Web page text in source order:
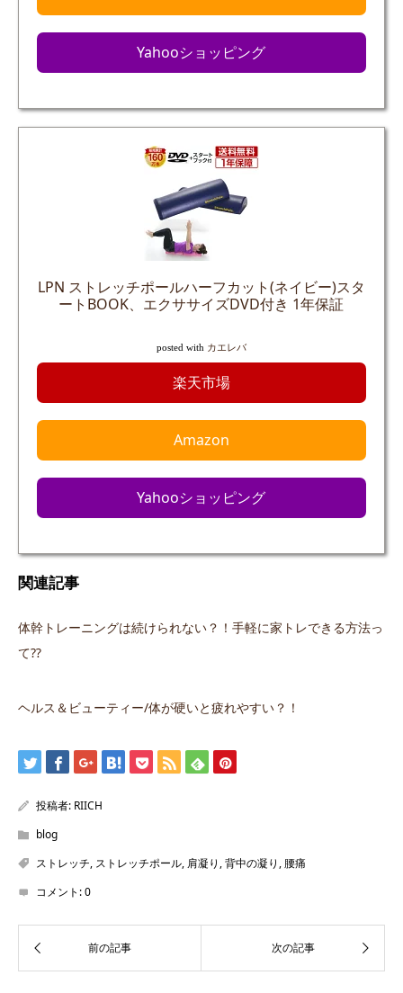
Yahooショッピング
LPN ストレッチポールハーフカット(ネイビー)スタ
ートBOOK、エクササイズDVD付き 1年保証
posted with カエレバ
楽天市場
Amazon
Yahooショッピング
関連記事
体幹トレーニングは続けられない？！手軽に家トレできる方法っ
て⁇
ヘルス＆ビューティー/体が硬いと疲れやすい？！
投稿者: RIICH
blog
ストレッチ, ストレッチポール, 肩凝り ,背中の凝り , 腰痛
コメント:0